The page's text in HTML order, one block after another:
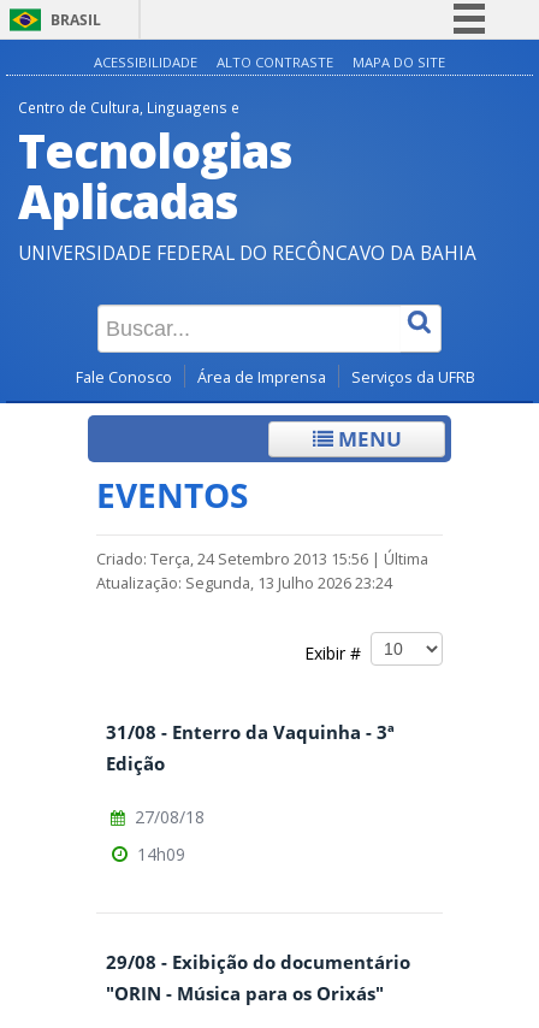
BRASIL
Simplifique!
Canais
ACESSIBILIDADE ALTO CONTRASTE MAPA DO SITE
Centro de Cultura, Linguagens e
Tecnologias
Aplicadas
UNIVERSIDADE FEDERAL DO RECÔNCAVO DA BAHIA
Fale Conosco Área de Imprensa Serviços da UFRB
MENU
EVENTOS
Criado: Terça, 24 Setembro 2013 15:56 | Última
Atualização: Segunda, 13 Julho 2026 23:24
Exibir #
31/08 - Enterro da Vaquinha - 3ª
Edição
27/08/18
14h09
29/08 - Exibição do documentário
"ORIN - Música para os Orixás"